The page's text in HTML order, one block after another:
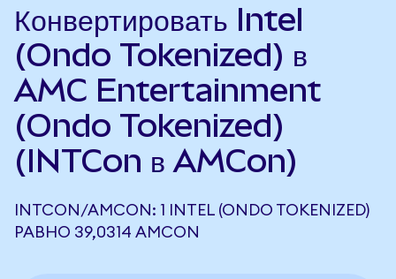
Конвертировать Intel
(Ondo Tokenized) в
AMC Entertainment
(Ondo Tokenized)
(INTCon в AMCon)
INTCON/AMCON: 1 INTEL (ONDO TOKENIZED)
РАВНО 39,0314 AMCON